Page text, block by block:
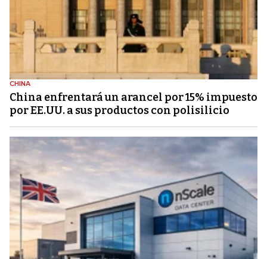
CHINA
China enfrentará un arancel por 15% impuesto
por EE.UU. a sus productos con polisilicio